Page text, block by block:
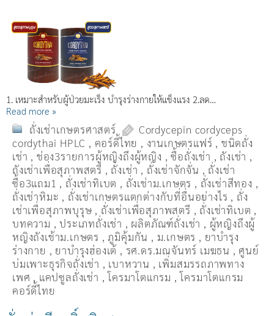
1. เหมาะสำหรับผู้ป่วยมะเร็ง บำรุงร่างกายให้แข็งแรง 2.ลด…
Read more »
ถั่งเช่าเกษตรศาสตร์
Cordycepin cordyceps
cordythai HPLC , คอร์ดี้ไทย , งานเกษตรแฟร์ , ชนิดถั่ง
เช่า , ช่อง3รายการผู้หญิงถึงผู้หญิง ,ซื้อถั่งเช่า , ถังเช่า ,
ถังเช่าเพื่อสุภาพสตรี , ถั่งเช่า , ถั่งเช่าจักจั่น , ถั่งเช่า
ซื้อ3แถม1 , ถั่งเช่าทิเบต , ถั่งเช่าม.เกษตร , ถั่งเช่าสีทอง ,
ถั่งเช่าหิมะ , ถั่งเช่าเกษตรแตกต่างกับที่อื่นอย่างไร , ถั่ง
เช่าเพื่อสุภาพบุรุษ , ถั่งเช่าเพื่อสุภาพสตรี , ถั่่งเช่าทิเบต ,
บทความ ,ประเภทถั่งเช่า , ผลิตภัณฑ์ถั่งเช่า , ผู้หญิงถึงผู้
หญิงถังเช้าม.เกษตร ,ภูมิคุ้มกัน , ม.เกษตร , ยาบำรุง
ร่างกาย , ยาบำรุงฮ่องเต้ , รศ.ดร.มณจันทร์ เมฆธน , ศูนย์
บ่มเพาะธุรกิจถั่งเช่า , เบาหวาน , เพิ่มสมรรถภาพทาง
เพศ , แคปซูลถั่งเช่า ,โครมาโตแกรม ,โครมาโตแกรม
คอร์ดี้ไทย